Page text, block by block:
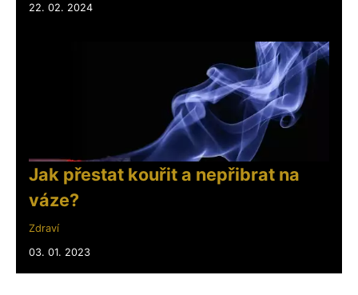
22. 02. 2024
Jak přestat kouřit a nepřibrat na
váze?
Zdraví
03. 01. 2023